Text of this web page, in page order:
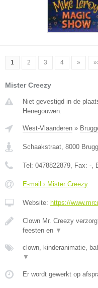
1 2 3 4 »
Mister Creezy
Niet gevestigd in de
Henegouwen.
West-Vlaanderen »
Schaakstraat, 8000
Tel: 0478822879, Fax: -,
E-mail › Mister Creezy
Website: https://
Clown Mr. Creezy
feesten en ▼
clown, kinderanimatie,
▼
Er wordt gewerkt op